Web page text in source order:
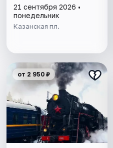
21 сентября 2026 •
понедельник
Казанская пл.
от 2 950 ₽